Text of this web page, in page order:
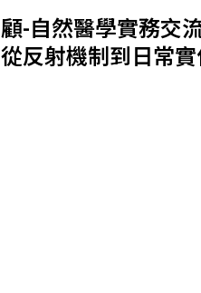
-自然醫學實務交
反射機制到日常